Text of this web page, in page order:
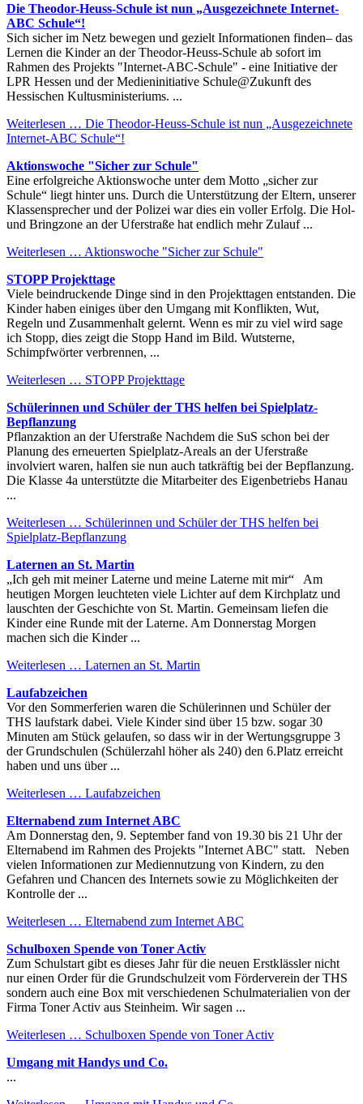
Die Theodor-Heuss-Schule ist nun „Ausgezeichnete Internet-
ABC Schule“!
Sich sicher im Netz bewegen und gezielt Informationen finden– das
Lernen die Kinder an der Theodor-Heuss-Schule ab sofort im
Rahmen des Projekts "Internet-ABC-Schule" - eine Initiative der
LPR Hessen und der Medieninitiative Schule@Zukunft des
Hessischen Kultusministeriums. ...
Weiterlesen … Die Theodor-Heuss-Schule ist nun „Ausgezeichnete
Internet-ABC Schule“!
Aktionswoche "Sicher zur Schule"
Eine erfolgreiche Aktionswoche unter dem Motto „sicher zur
Schule“ liegt hinter uns. Durch die Unterstützung der Eltern, unserer
Klassensprecher und der Polizei war dies ein voller Erfolg. Die Hol-
und Bringzone an der Uferstraße hat endlich mehr Zulauf ...
Weiterlesen … Aktionswoche "Sicher zur Schule"
STOPP Projekttage
Viele beindruckende Dinge sind in den Projekttagen entstanden. Die
Kinder haben einiges über den Umgang mit Konflikten, Wut,
Regeln und Zusammenhalt gelernt. Wenn es mir zu viel wird sage
ich Stopp, dies zeigt die Stopp Hand im Bild. Wutsterne,
Schimpfwörter verbrennen, ...
Weiterlesen … STOPP Projekttage
Schülerinnen und Schüler der THS helfen bei Spielplatz-
Bepflanzung
Pflanzaktion an der Uferstraße Nachdem die SuS schon bei der
Planung des erneuerten Spielplatz-Areals an der Uferstraße
involviert waren, halfen sie nun auch tatkräftig bei der Bepflanzung.
Die Klasse 4a unterstützte die Mitarbeiter des Eigenbetriebs Hanau
...
Weiterlesen … Schülerinnen und Schüler der THS helfen bei
Spielplatz-Bepflanzung
Laternen an St. Martin
„Ich geh mit meiner Laterne und meine Laterne mit mir“ Am
heutigen Morgen leuchteten viele Lichter auf dem Kirchplatz und
lauschten der Geschichte von St. Martin. Gemeinsam liefen die
Kinder eine Runde mit der Laterne. Am Donnerstag Morgen
machen sich die Kinder ...
Weiterlesen … Laternen an St. Martin
Laufabzeichen
Vor den Sommerferien waren die Schülerinnen und Schüler der
THS laufstark dabei. Viele Kinder sind über 15 bzw. sogar 30
Minuten am Stück gelaufen, so dass wir in der Wertungsgruppe 3
der Grundschulen (Schülerzahl höher als 240) den 6.Platz erreicht
haben und uns über ...
Weiterlesen … Laufabzeichen
Elternabend zum Internet ABC
Am Donnerstag den, 9. September fand von 19.30 bis 21 Uhr der
Elternabend im Rahmen des Projekts "Internet ABC" statt. Neben
vielen Informationen zur Mediennutzung von Kindern, zu den
Gefahren und Chancen des Internets sowie zu Möglichkeiten der
Kontrolle der ...
Weiterlesen … Elternabend zum Internet ABC
Schulboxen Spende von Toner Activ
Zum Schulstart gibt es dieses Jahr für die neuen Erstklässler nicht
nur einen Order für die Grundschulzeit vom Förderverein der THS
sondern auch eine Box mit verschiedenen Schulmaterialien von der
Firma Toner Activ aus Steinheim. Wir sagen ...
Weiterlesen … Schulboxen Spende von Toner Activ
Umgang mit Handys und Co.
...